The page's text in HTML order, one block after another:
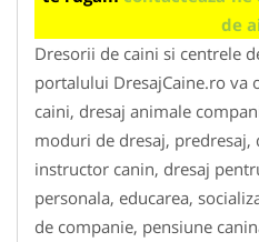
de
Dresorii de caini si centrele
portalului DresajCaine.ro va
caini, dresaj animale
moduri de dresaj, predresaj,
instructor canin, dresaj
personala, educarea,
de companie, pensiune